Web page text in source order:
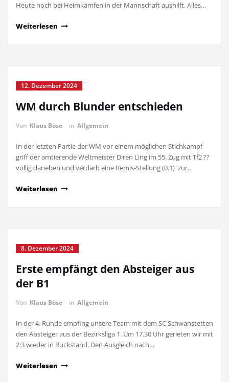
Heute noch bei Heimkämfen in der Mannschaft aushilft. Alles…
Weiterlesen
12. Dezember 2024
WM durch Blunder entschieden
Von Klaus Böse in Allgemein
In der letzten Partie der WM vor einem möglichen Stichkampf
griff der amtierende Weltmeister Diren Ling im 55. Zug mit Tf2 ??
völlig daneben und verdarb eine Remis-Stellung (0.1) zur…
Weiterlesen
8. Dezember 2024
Erste empfängt den Absteiger aus
der B1
Von Klaus Böse in Allgemein
In der 4. Runde empfing unsere Team mit dem SC Schwanstetten
den Absteiger aus der Bezirksliga 1. Um 17.30 Uhr gerieten wir mit
2:3 wieder in Rückstand. Den Ausgleich nach…
Weiterlesen